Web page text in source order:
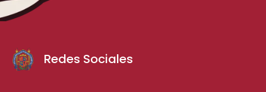
Redes Sociales